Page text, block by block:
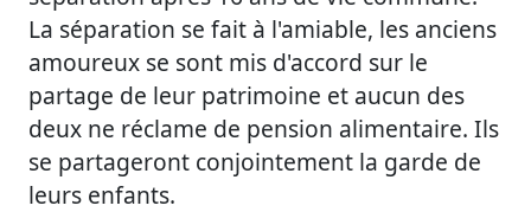
La séparation se fait à l'amiable, les anciens
amoureux se sont mis d'accord sur le
partage de leur patrimoine et aucun des
deux ne réclame de pension alimentaire. Ils
se partageront conjointement la garde de
leurs enfants.